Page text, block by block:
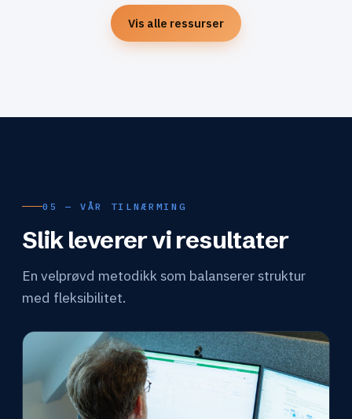
Vis alle ressurser
05 — VÅR TILNÆRMING
Slik leverer vi resultater
En velprøvd metodikk som balanserer struktur
med fleksibilitet.